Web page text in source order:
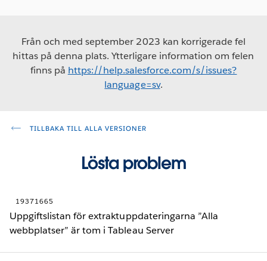
Från och med september 2023 kan korrigerade fel
hittas på denna plats. Ytterligare information om felen
finns på https://help.salesforce.com/s/issues?
language=sv.
TILLBAKA TILL ALLA VERSIONER
Lösta problem
19371665
Uppgiftslistan för extraktuppdateringarna ”Alla
webbplatser” är tom i Tableau Server